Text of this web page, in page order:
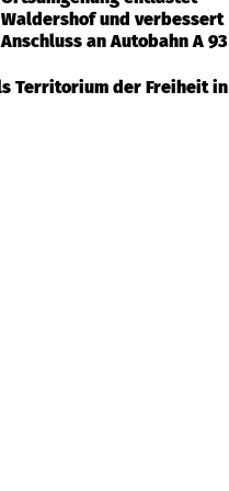
Waldershof und verbessert
Anschluss an Autobahn A 93